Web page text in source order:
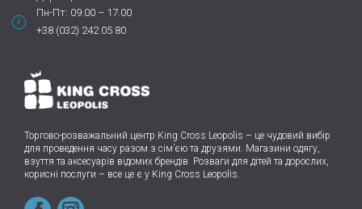
Пн-Пт: 09.00 – 17.00
+38 (032) 242 05 80
Торгово-розважальний центр King Cross Leopolis – це чудовий вибір
для проведення часу разом з сім’єю та друзями. Магазини одягу,
взуття та аксесуарів відомих брендів. Розваги для дітей та дорослих,
корисні послуги – все це є у King Cross Leopolis.